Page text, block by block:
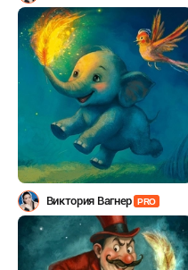
Виктория Вагнер PRO